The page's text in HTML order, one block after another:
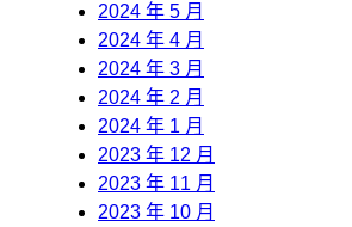
2024 年 5 月
2024 年 4 月
2024 年 3 月
2024 年 2 月
2024 年 1 月
2023 年 12 月
2023 年 11 月
2023 年 10 月